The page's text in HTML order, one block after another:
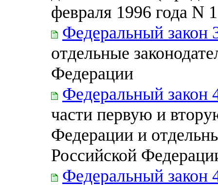
февраля 1996 года N
Федеральный закон
отдельные
Федерации
Федеральный закон
части первую и
Федерации и
Российской
Федеральный закон